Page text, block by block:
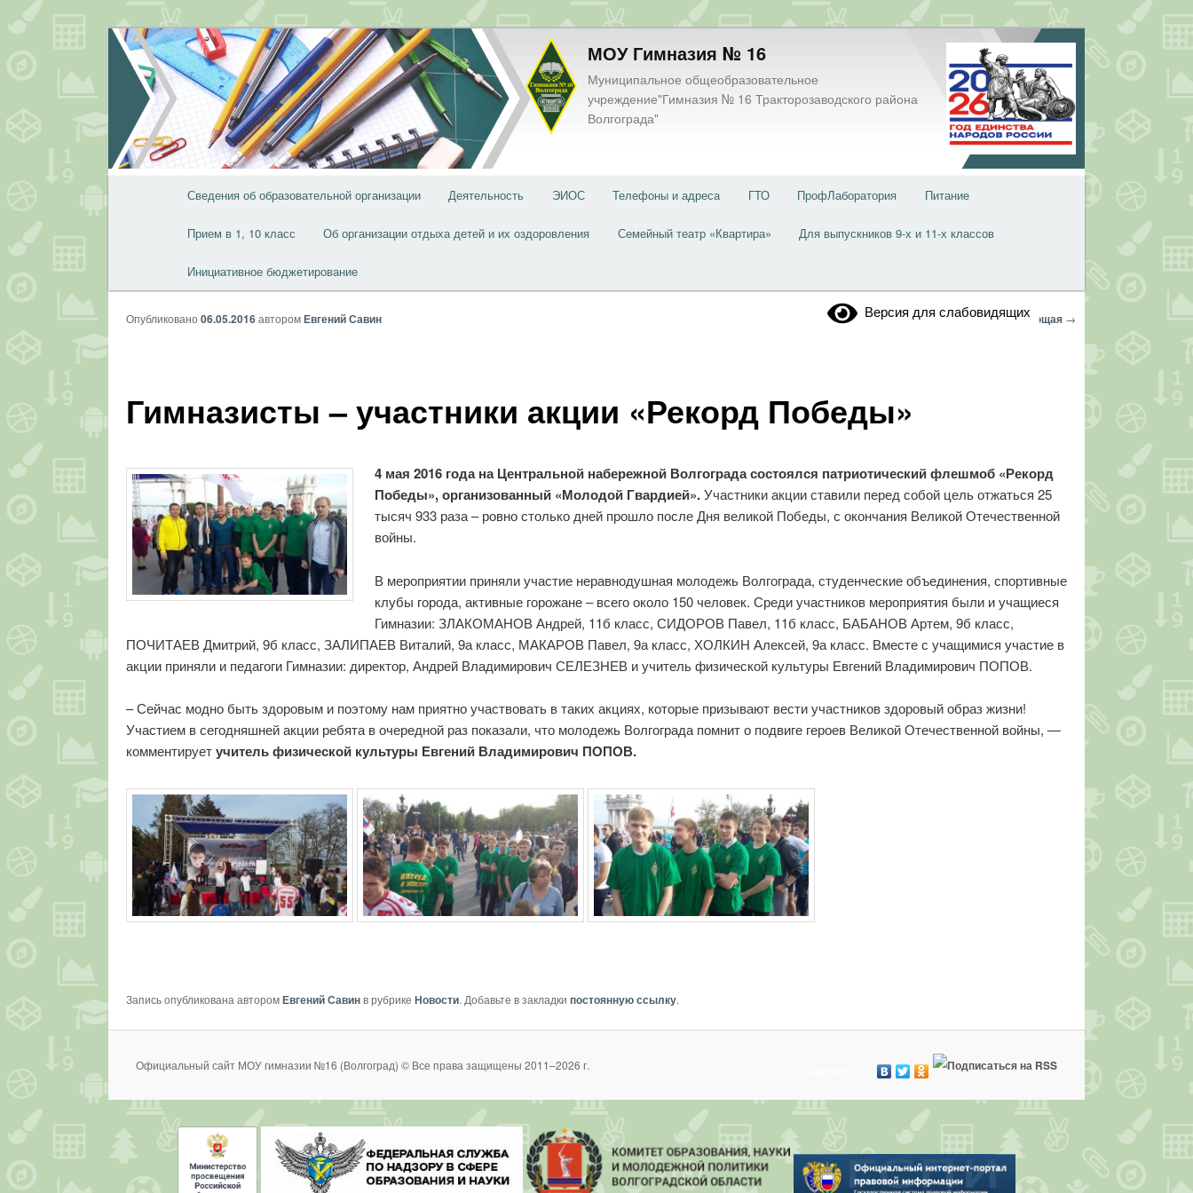
Перейти
к
основному
содержимому
МОУ Гимназия № 16
Муниципальное общеобразовательное
учреждение"Гимназия № 16 Тракторозаводского района
Волгограда"
Сведения об образовательной организации Деятельность ЭИОС Телефоны и адреса ГТО ПрофЛаборатория Питание
Прием в 1, 10 класс Об организации отдыха детей и их оздоровления Семейный театр «Квартира» Для выпускников 9-х и 11-х классов
Инициативное бюджетирование
Версия для слабовидящих
Навигация
← Предыдущая Следующая →
Гимназисты – участники акции «Рекорд Победы»
Опубликовано 06.05.2016авторомЕвгений Савин
4 мая 2016 года на Центральной набережной Волгограда состоялся патриотический флешмоб «Рекорд
Победы», организованный «Молодой Гвардией».Участники акции ставили перед собой цель отжаться 25
тысяч 933 раза – ровно столько дней прошло после Дня великой Победы, с окончания Великой Отечественной
войны.
В мероприятии приняли участие неравнодушная молодежь Волгограда, студенческие объединения, спортивные
клубы города, активные горожане – всего около 150 человек. Среди участников мероприятия были и учащиеся
Гимназии: ЗЛАКОМАНОВ Андрей, 11б класс, СИДОРОВ Павел, 11б класс, БАБАНОВ Артем, 9б класс,
ПОЧИТАЕВ Дмитрий, 9б класс, ЗАЛИПАЕВ Виталий, 9а класс, МАКАРОВ Павел, 9а класс, ХОЛКИН Алексей, 9а класс. Вместе с учащимися участие в
акции приняли и педагоги Гимназии: директор, Андрей Владимирович СЕЛЕЗНЕВ и учитель физической культуры Евгений Владимирович ПОПОВ.
– Сейчас модно быть здоровым и поэтому нам приятно участвовать в таких акциях, которые призывают вести участников здоровый образ жизни!
Участием в сегодняшней акции ребята в очередной раз показали, что молодежь Волгограда помнит о подвиге героев Великой Отечественной войны, —
комментируетучитель физической культуры Евгений Владимирович ПОПОВ.
Запись опубликована авторомЕвгений Савинв рубрике Новости. Добавьте в закладки постоянную ссылку.
Официальный сайт МОУ гимназии №16 (Волгоград) © Все права защищены 2011–2026 г.